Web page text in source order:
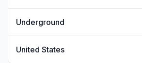
Underground
United States